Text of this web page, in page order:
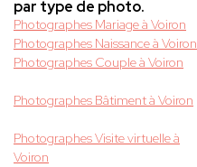
par type de photo.
Photographes Mariage à Voiron
Photographes Naissance à Voiron
Photographes Couple à Voiron
Photographes Bâtiment à Voiron
Photographes Visite virtuelle à
Voiron